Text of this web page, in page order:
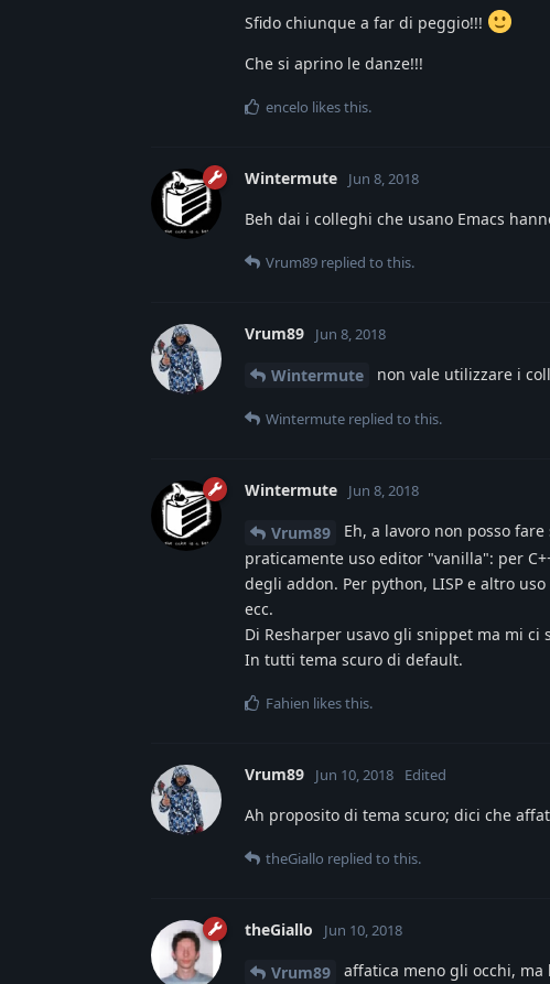
Sfido chiunque a far di peggio!!!
Che si aprino le danze!!!
encelo likes this.
Wintermute Jun 8, 2018
Beh dai i colleghi che usano Emacs
Vrum89 replied to this.
Vrum89 Jun 8, 2018
Wintermute non vale utilizzare i
Wintermute replied to this.
Wintermute Jun 8, 2018
Vrum89
Eh, a lavoro non posso
praticamente uso editor "vanilla": per
degli addon. Per python, LISP e altro
ecc.
Di Resharper usavo gli snippet ma mi
In tutti tema scuro di default.
Fahien likes this.
Vrum89 Jun 10, 2018 Edited
Ah proposito di tema scuro; dici che
theGiallo replied to this.
theGiallo Jun 10, 2018
Vrum89
affatica meno gli occhi,